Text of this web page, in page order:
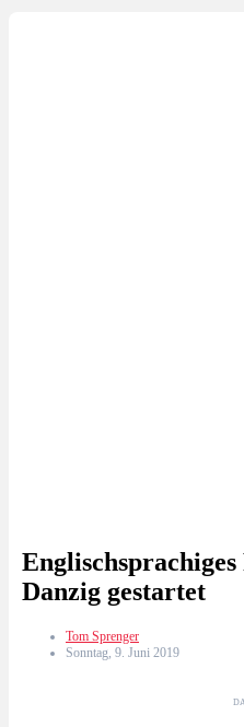
Danzig gestartet
Tom Sprenger
Sonntag, 9. Juni 2019